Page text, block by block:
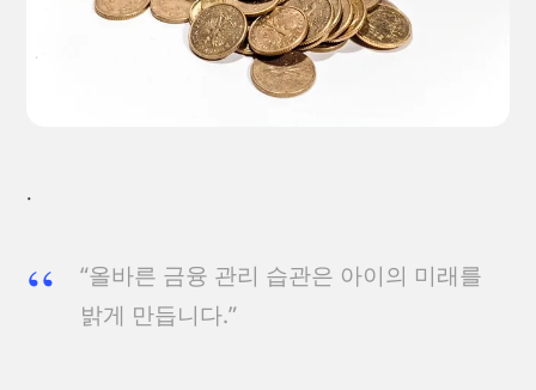
.
“올바른 금융 관리 습관은 아이의 미래를
밝게 만듭니다.”